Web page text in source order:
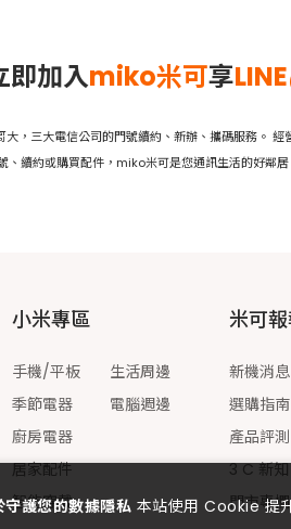
即加入miko米可享
三大電信公司的門號續約、新辦、攜碼服務。
續約或購買配件，miko米可是您通訊生活的好鄰
小米專區
手機/平板
季節電器
廚房電器
居家配件
智能穿戴
生活周邊
電腦週邊
米可
新機消息
選購指南
產品評測
3 C 新知
門市專欄
守護您的數據隱私 本站使用 Cookie 提